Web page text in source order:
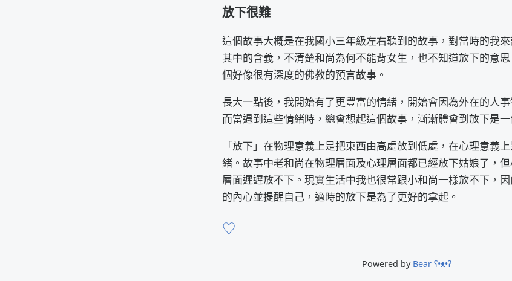
放下很難
這個故事大概是在我國小三年級左右聽到的故事，對當時的我
其中的含義，不清楚和尚為何不能背女生，也不知道放下的意
個好像很有深度的佛教的預言故事。
長大一點後，我開始有了更豐富的情緒，開始會因為外在的人事
而當遇到這些情緒時，總會想起這個故事，漸漸體會到放下是一
「放下」在物理意義上是把東西由高處放到低處，在心理意義
緒。故事中老和尚在物理層面及心理層面都已經放下姑娘了，
層面遲遲放不下。現實生活中我也很常跟小和尚一樣放不下，
的內心並提醒自己，適時的放下是為了更好的拿起。
Powered by Bear ʕ•ᴥ•ʔ